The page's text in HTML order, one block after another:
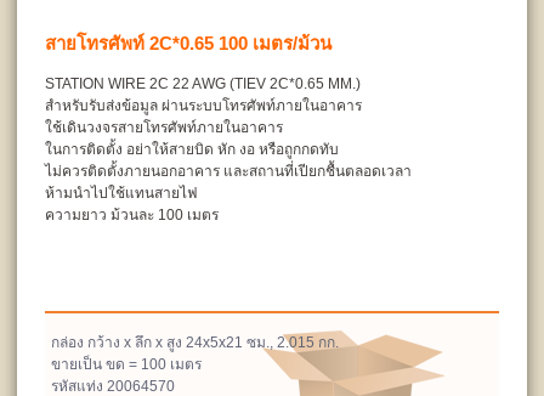
สายโทรศัพท์ 2C*0.65 100 เมตร/ม้วน
STATION WIRE 2C 22 AWG (TIEV 2C*0.65 MM.)
สำหรับรับส่งข้อมูล ผ่านระบบโทรศัพท์ภายในอาคาร
ใช้เดินวงจรสายโทรศัพท์ภายในอาคาร
ในการติดตั้ง อย่าให้สายบิด หัก งอ หรือถูกกดทับ
ไม่ควรติดตั้งภายนอกอาคาร และสถานที่เปียกชื้นตลอดเวลา
ห้ามนำไปใช้แทนสายไฟ
ความยาว ม้วนละ 100 เมตร
กล่อง กว้าง x ลึก x สูง 24x5x21 ซม., 2.015 กก.
ขายเป็น ขด = 100 เมตร
รหัสแท่ง 20064570